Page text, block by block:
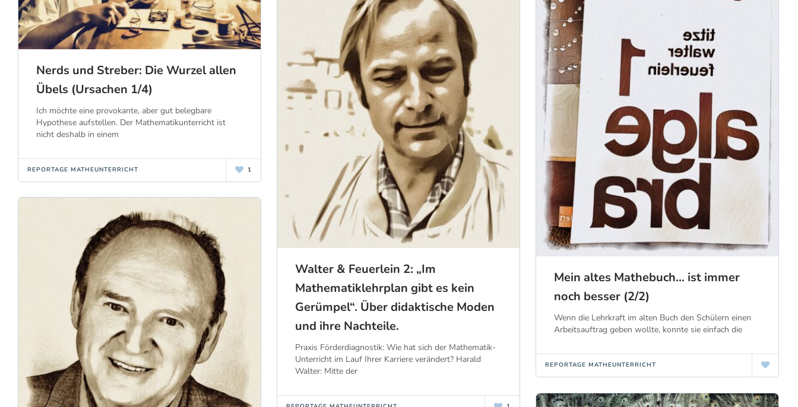
Nerds und Streber: Die Wurzel allen
Übels (Ursachen 1/4)
Ich möchte eine provokante, aber gut belegbare
Hypothese aufstellen. Der Mathematikunterricht ist
nicht deshalb in einem
REPORTAGE MATHEUNTERRICHT 1
Mein altes Mathebuch… ist immer
noch besser (2/2)
Wenn die Lehrkraft im alten Buch den Schülern einen
Arbeitsauftrag geben wollte, konnte sie einfach die
REPORTAGE MATHEUNTERRICHT
Walter & Feuerlein 2: „Im
Mathematiklehrplan gibt es kein
Gerümpel“. Über didaktische Moden
und ihre Nachteile.
Praxis Förderdiagnostik: Wie hat sich der Mathematik-
Unterricht im Lauf Ihrer Karriere verändert? Harald
Walter: Mitte der